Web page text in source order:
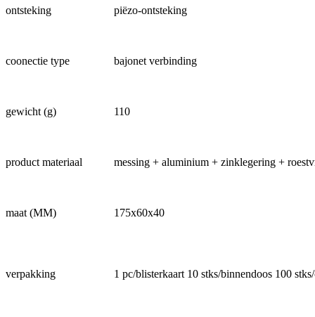
ontsteking piëzo-ontsteking
coonectie type bajonet verbinding
gewicht (g) 110
product materiaal messing + aluminium + zinklegering +
maat (MM) 175x60x40
verpakking 1 pc/blisterkaart 10 stks/binnendoos 100